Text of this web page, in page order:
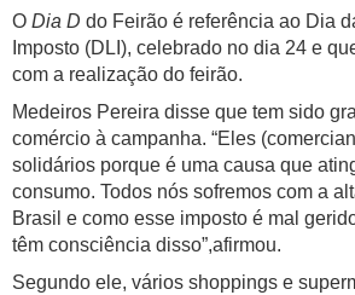
O Dia D do Feirão é referência ao Dia
Imposto (DLI), celebrado no dia 24 e
com a realização do feirão.
Medeiros Pereira disse que tem sido
comércio à campanha. “Eles
solidários porque é uma causa que
consumo. Todos nós sofremos com a
Brasil e como esse imposto é mal
têm consciência disso”,afirmou.
Segundo ele, vários shoppings e